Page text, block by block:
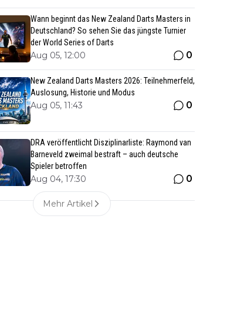
Wann beginnt das New Zealand Darts Masters in
Deutschland? So sehen Sie das jüngste Turnier
der World Series of Darts
Aug 05, 12:00 0
New Zealand Darts Masters 2026: Teilnehmerfeld,
Auslosung, Historie und Modus
Aug 05, 11:43 0
DRA veröffentlicht Disziplinarliste: Raymond van
Barneveld zweimal bestraft – auch deutsche
Spieler betroffen
Aug 04, 17:30 0
Mehr Artikel